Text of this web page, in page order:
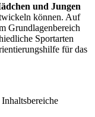
und Jungen
können. Auf
Grundlagenbereich
Sportarten
für das